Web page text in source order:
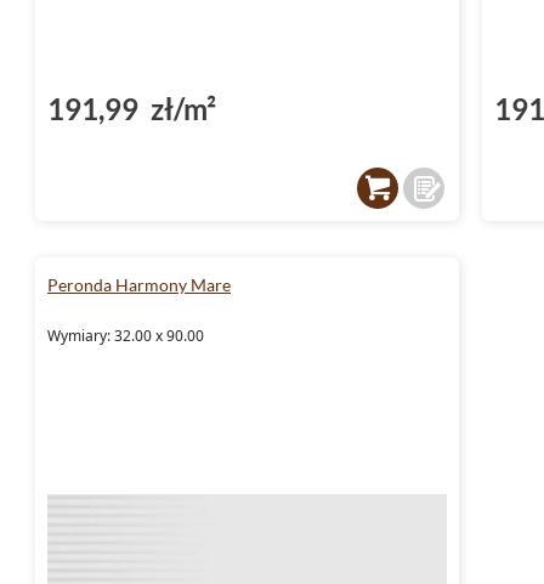
191,99 zł/m²
Peronda Harmony Mare
Wymiary: 32.00 x 90.00